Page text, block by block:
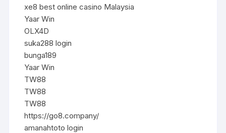
xe8 best online casino Malaysia
Yaar Win
OLX4D
suka288 login
bunga189
Yaar Win
TW88
TW88
TW88
https://go8.company/
amanahtoto login